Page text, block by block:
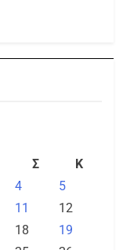
Σ
Κ
4
5
11
12
18
19